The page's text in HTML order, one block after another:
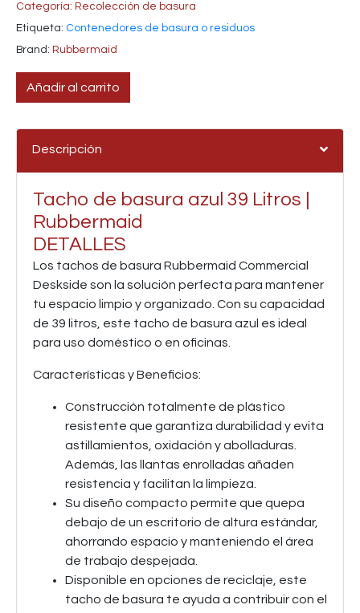
Categoría: Recolección de basura
Etiqueta: Contenedores de basura o residuos
Brand: Rubbermaid
Añadir al carrito
Descripción
Tacho de basura azul 39 Litros |
Rubbermaid
DETALLES
Los tachos de basura Rubbermaid Commercial
Deskside son la solución perfecta para mantener
tu espacio limpio y organizado. Con su capacidad
de 39 litros, este tacho de basura azul es ideal
para uso doméstico o en oficinas.
Características y Beneficios:
Construcción totalmente de plástico
resistente que garantiza durabilidad y evita
astillamientos, oxidación y abolladuras.
Además, las llantas enrolladas añaden
resistencia y facilitan la limpieza.
Su diseño compacto permite que quepa
debajo de un escritorio de altura estándar,
ahorrando espacio y manteniendo el área
de trabajo despejada.
Disponible en opciones de reciclaje, este
tacho de basura te ayuda a contribuir con el